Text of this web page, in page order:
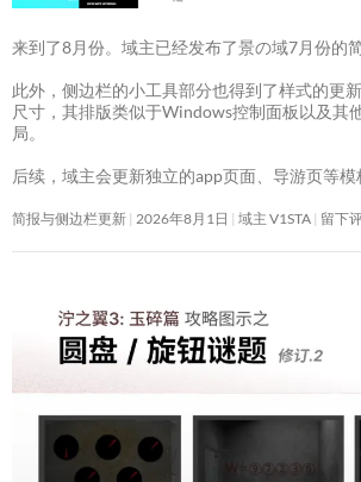
来到了8月份。域主已经发布了景の域7月份的简
此外，侧边栏的小工具部分也得到了样式的更
尺寸，其排版类似于Windows控制面板以及其
局。
后续，域主会更新独立的app页面、导游页等模
简报与侧边栏更新 2026年8月1日 域主 V1STA 留下